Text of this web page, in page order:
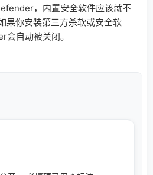
，内置安全软件应该就不
果你安装第三方杀软或安全软
自动被关闭。